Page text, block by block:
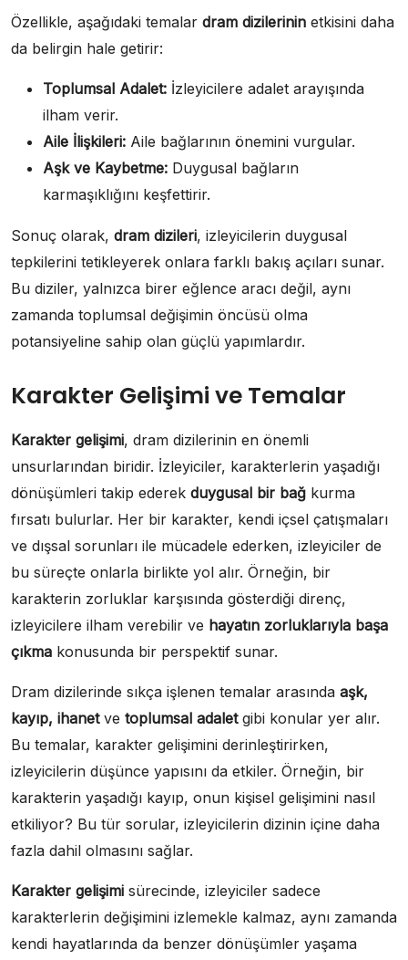
Özellikle, aşağıdaki temalar dram dizilerinin etkisini daha
da belirgin hale getirir:
Toplumsal Adalet: İzleyicilere adalet arayışında
ilham verir.
Aile İlişkileri: Aile bağlarının önemini vurgular.
Aşk ve Kaybetme: Duygusal bağların
karmaşıklığını keşfettirir.
Sonuç olarak, dram dizileri, izleyicilerin duygusal
tepkilerini tetikleyerek onlara farklı bakış açıları sunar.
Bu diziler, yalnızca birer eğlence aracı değil, aynı
zamanda toplumsal değişimin öncüsü olma
potansiyeline sahip olan güçlü yapımlardır.
Karakter Gelişimi ve Temalar
Karakter gelişimi, dram dizilerinin en önemli
unsurlarından biridir. İzleyiciler, karakterlerin yaşadığı
dönüşümleri takip ederek duygusal bir bağ kurma
fırsatı bulurlar. Her bir karakter, kendi içsel çatışmaları
ve dışsal sorunları ile mücadele ederken, izleyiciler de
bu süreçte onlarla birlikte yol alır. Örneğin, bir
karakterin zorluklar karşısında gösterdiği direnç,
izleyicilere ilham verebilir ve hayatın zorluklarıyla başa
çıkma konusunda bir perspektif sunar.
Dram dizilerinde sıkça işlenen temalar arasında aşk,
kayıp, ihanetve toplumsal adaletgibi konular yer alır.
Bu temalar, karakter gelişimini derinleştirirken,
izleyicilerin düşünce yapısını da etkiler. Örneğin, bir
karakterin yaşadığı kayıp, onun kişisel gelişimini nasıl
etkiliyor? Bu tür sorular, izleyicilerin dizinin içine daha
fazla dahil olmasını sağlar.
Karakter gelişimi sürecinde, izleyiciler sadece
karakterlerin değişimini izlemekle kalmaz, aynı zamanda
kendi hayatlarında da benzer dönüşümler yaşama